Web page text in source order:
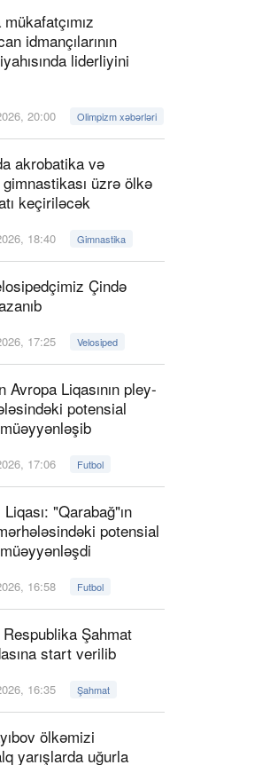
idmançılarının
liderliyini
20:00 Olimpizm xəbərləri
akrobatika və
üzrə ölkə
keçiriləcək
18:40 Gimnastika
Çində
17:25 Velosiped
Avropa Liqasının pley-
potensial
17:06 Futbol
"Qarabağ"ın
potensial
16:58 Futbol
Şahmat
start verilib
16:35 Şahmat
ölkəmizi
yarışlarda uğurla